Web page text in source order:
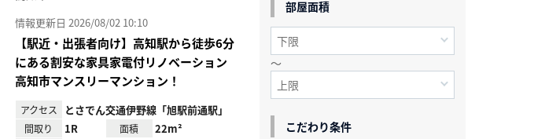
情報更新日 2026/08/02 10:10
【駅近・出張者向け】高知駅から徒歩6分
にある割安な家具家電付リノベーション
高知市マンスリーマンション！
アクセス とさでん交通伊野線「旭駅前通駅」
間取り 1R 面積 22m²
部屋面積
～
こだわり条件